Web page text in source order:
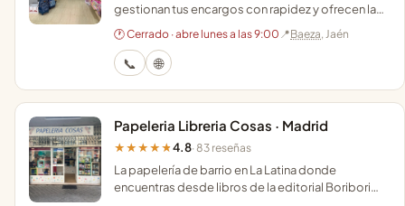
gestionan tus encargos con rapidez y ofrecen la
comodidad de comprar online con recogida en
tienda.
🕐 Cerrado · abre lunes a las 9:00 📍Baeza, Jaén
📞 🌐
Papeleria Libreria Cosas · Madrid
★★★★★ 4.8· 83 reseñas
La papelería de barrio en La Latina donde
encuentras desde libros de la editorial Boribori